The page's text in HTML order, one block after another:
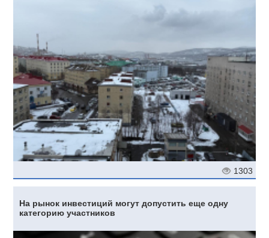
1303
На рынок инвестиций могут допустить еще одну
категорию участников